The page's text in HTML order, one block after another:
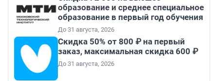
образование и среднее специальное
образование в первый год обучения
До 31 августа, 2026
Скидка 50% от 800 ₽ на первый
заказ, максимальная скидка 600 ₽
До 31 августа, 2026